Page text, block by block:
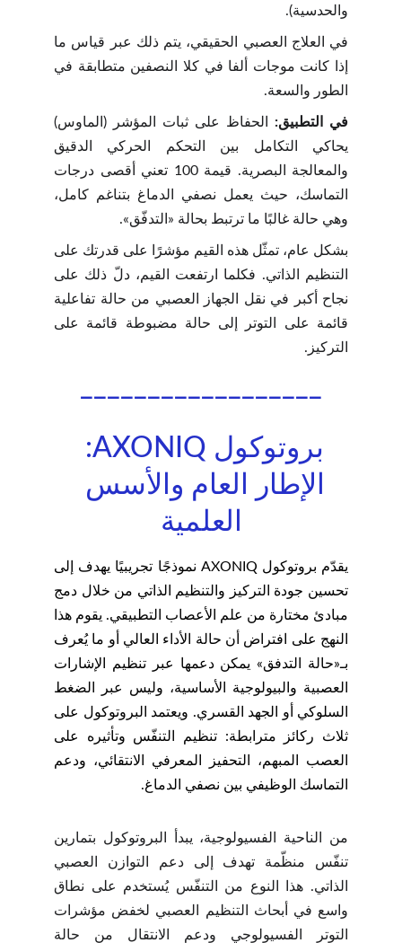
والحدسية).
في العلاج العصبي الحقيقي، يتم ذلك عبر قياس ما
إذا كانت موجات ألفا في كلا النصفين متطابقة في
الطور والسعة.
في التطبيق: الحفاظ على ثبات المؤشر (الماوس)
يحاكي التكامل بين التحكم الحركي الدقيق
والمعالجة البصرية. قيمة 100 تعني أقصى درجات
التماسك، حيث يعمل نصفي الدماغ بتناغم كامل،
وهي حالة غالبًا ما ترتبط بحالة «التدفّق».
بشكل عام، تمثّل هذه القيم مؤشرًا على قدرتك على
التنظيم الذاتي. فكلما ارتفعت القيم، دلّ ذلك على
نجاح أكبر في نقل الجهاز العصبي من حالة تفاعلية
قائمة على التوتر إلى حالة مضبوطة قائمة على
التركيز.
بروتوكول AXONIQ:
الإطار العام والأسس
العلمية
يقدّم بروتوكول AXONIQ نموذجًا تجريبيًا يهدف إلى
تحسين جودة التركيز والتنظيم الذاتي من خلال دمج
مبادئ مختارة من علم الأعصاب التطبيقي. يقوم هذا
النهج على افتراض أن حالة الأداء العالي أو ما يُعرف
بـ«حالة التدفق» يمكن دعمها عبر تنظيم الإشارات
العصبية والبيولوجية الأساسية، وليس عبر الضغط
السلوكي أو الجهد القسري. ويعتمد البروتوكول على
ثلاث ركائز مترابطة: تنظيم التنفّس وتأثيره على
العصب المبهم، التحفيز المعرفي الانتقائي، ودعم
التماسك الوظيفي بين نصفي الدماغ.
من الناحية الفسيولوجية، يبدأ البروتوكول بتمارين
تنفّس منظّمة تهدف إلى دعم التوازن العصبي
الذاتي. هذا النوع من التنفّس يُستخدم على نطاق
واسع في أبحاث التنظيم العصبي لخفض مؤشرات
التوتر الفسيولوجي ودعم الانتقال من حالة